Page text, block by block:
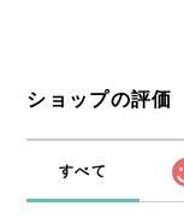
ショップの評価
すべて